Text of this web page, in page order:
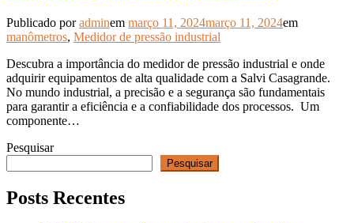
Publicado poradminem março 11, 2024março 11, 2024em
manômetros, Medidor de pressão industrial
Descubra a importância do medidor de pressão industrial e onde
adquirir equipamentos de alta qualidade com a Salvi Casagrande.
No mundo industrial, a precisão e a segurança são fundamentais
para garantir a eficiência e a confiabilidade dos processos. Um
componente…
Pesquisar
Pesquisar
Posts Recentes